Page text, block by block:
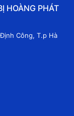
HOÀNG PHÁT
Công, T.p Hà